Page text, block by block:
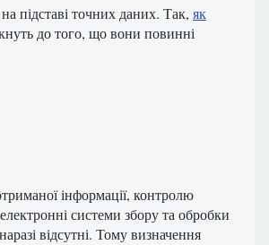
підставі точних даних. Так, як
до того, що вони повинні
інформації, контролю
системи збору та обробки
відсутні. Тому визначення